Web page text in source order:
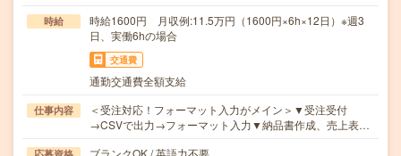
時給
時給1600円 月収例:11.5万円（1600円×6h×12日）※週3
日、実働6hの場合
交通費
通勤交通費全額支給
仕事内容
＜受注対応！フォーマット入力がメイン＞▼受注受付
→CSVで出力→フォーマット入力▼納品書作成、売上表…
ブランクOK / 英語力不要